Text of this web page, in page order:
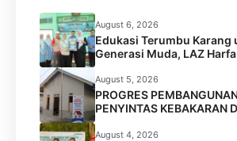
August 6, 2026
Edukasi Terumbu Karang
Generasi Muda, LAZ
FPTK Banten & Squad
Gelar Coral Reef Goes to
6 Kota Cilegon
August 5, 2026
PROGRES
PENYINTAS KEBAKARAN
PANDEGLANG
August 4, 2026